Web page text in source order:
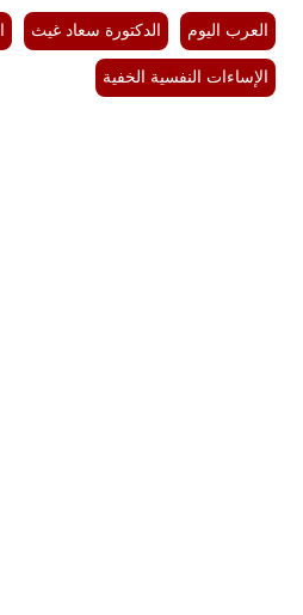
العرب اليوم الدكتورة سعاد غيث
الإساءات النفسية الخفية